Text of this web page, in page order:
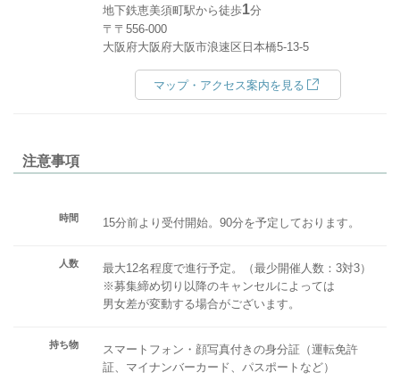
地下鉄恵美須町駅から徒歩1分
〒〒556-000
大阪府大阪府大阪市浪速区日本橋5-13-5
マップ・アクセス案内を見る
注意事項
時間 15分前より受付開始。90分を予定しております。
人数
最大12名程度で進行予定。（最少開催人数：3対3）
※募集締め切り以降のキャンセルによっては
男女差が変動する場合がございます。
持ち物
スマートフォン・顔写真付きの身分証（運転免許
証、マイナンバーカード、パスポートなど）